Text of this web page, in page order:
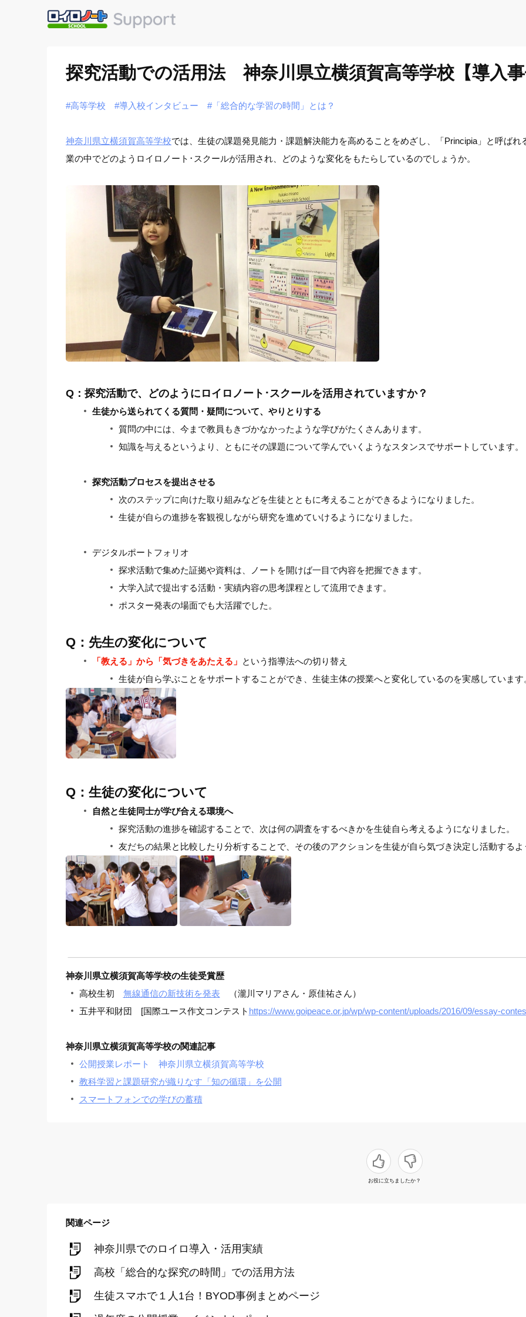
探究活動での活用法 神奈川県立横須賀高等学校【導入
#高等学校 #導入校インタビュー #「総合的な学習の時間」とは？
神奈川県立横須賀高等学校では、生徒の課題発見能力・課題解決能力を高めることをめざし、「Principia」と呼ば
業の中でどのようロイロノート･スクールが活用され、どのような変化をもたらしているのでしょうか。
Q：探究活動で、どのようにロイロノート･スクールを活用されていますか？
生徒から送られてくる質問・疑問について、やりとりする
質問の中には、今まで教員もきづかなかったような学びがたくさんあります。
知識を与えるというより、ともにその課題について学んでいくようなスタンスでサポートしています。
探究活動プロセスを提出させる
次のステップに向けた取り組みなどを生徒とともに考えることができるようになりました。
生徒が自らの進捗を客観視しながら研究を進めていけるようになりました。
デジタルポートフォリオ
探求活動で集めた証拠や資料は、ノートを開けば一目で内容を把握できます。
大学入試で提出する活動・実績内容の思考課程として流用できます。
ポスター発表の場面でも大活躍でした。
Q：先生の変化について
「教える」から「気づきをあたえる」 という指導法への切り替え
生徒が自ら学ぶことをサポートすることができ、生徒主体の授業へと変化しているのを実感しています
Q：生徒の変化について
自然と生徒同士が学び合える環境へ
探究活動の進捗を確認することで、次は何の調査をするべきかを生徒自ら考えるようになりました。
友だちの結果と比較したり分析することで、その後のアクションを生徒が自ら気づき決定し活動する
神奈川県立横須賀高等学校の生徒受賞歴
高校生初 無線通信の新技術を発表 （瀧川マリアさん・原佳祐さん）
五井平和財団 [国際ユース作文コンテスト https://www.goipeace.or.jp/wp/wp-content/uploads/2016/09/essay-
神奈川県立横須賀高等学校の関連記事
公開授業レポート 神奈川県立横須賀高等学校
教科学習と課題研究が織りなす「知の循環」を公開
スマートフォンでの学びの蓄積
お役に立ちましたか？
関連ページ
神奈川県でのロイロ導入・活用実績
高校「総合的な探究の時間」での活用方法
生徒スマホで１人1台！BYOD事例まとめページ